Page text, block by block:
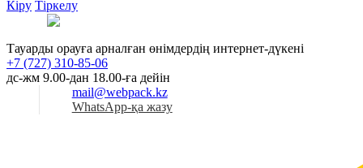
Кіру Тіркелу
Тауарды орауға арналған өнімдердің интернет-дүкені
+7 (727) 310-85-06
дс-жм 9.00-дан 18.00-ға дейін
mail@webpack.kz
WhatsApp-қа жазу